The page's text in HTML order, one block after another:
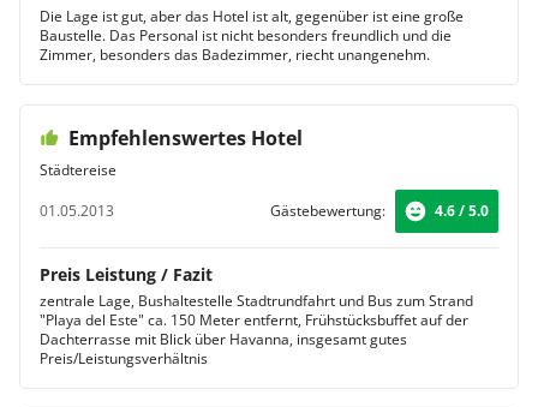
Die Lage ist gut, aber das Hotel ist alt, gegenüber ist eine große
Baustelle. Das Personal ist nicht besonders freundlich und die
Zimmer, besonders das Badezimmer, riecht unangenehm.
Empfehlenswertes Hotel
Städtereise
01.05.2013
Gästebewertung: 4.6 / 5.0
Preis Leistung / Fazit
zentrale Lage, Bushaltestelle Stadtrundfahrt und Bus zum Strand
"Playa del Este" ca. 150 Meter entfernt, Frühstücksbuffet auf der
Dachterrasse mit Blick über Havanna, insgesamt gutes
Preis/Leistungsverhältnis